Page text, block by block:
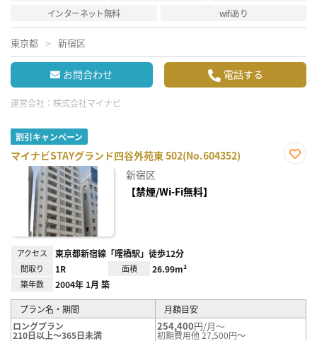
インターネット無料
wifiあり
東京都 新宿区
お問合わせ 電話する
運営会社： 株式会社マイナビ
割引キャンペーン
マイナビSTAYグランド四谷外苑東 502(No.604352)
新宿区
【禁煙/Wi-Fi無料】
アクセス 東京都新宿線「曙橋駅」徒歩12分
間取り 1R 面積 26.99m²
築年数 2004年 1月 築
プラン名・期間
月額目安
ロングプラン
210日以上～365日未満
254,400円/月～
初期費用他 27,500円～